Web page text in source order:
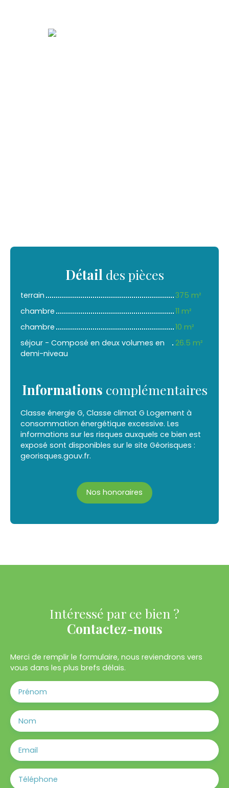
Détail des pièces
terrain
375 m²
chambre
11 m²
chambre
10 m²
séjour - Composé en deux volumes en
demi-niveau
26.5 m²
Informations complémentaires
Classe énergie G, Classe climat G Logement à
consommation énergétique excessive. Les
informations sur les risques auxquels ce bien est
exposé sont disponibles sur le site Géorisques :
georisques.gouv.fr.
Nos honoraires
Intéressé par ce bien ?
Contactez-nous
Merci de remplir le formulaire, nous reviendrons vers
vous dans les plus brefs délais.
Prénom
Nom
Email
Téléphone